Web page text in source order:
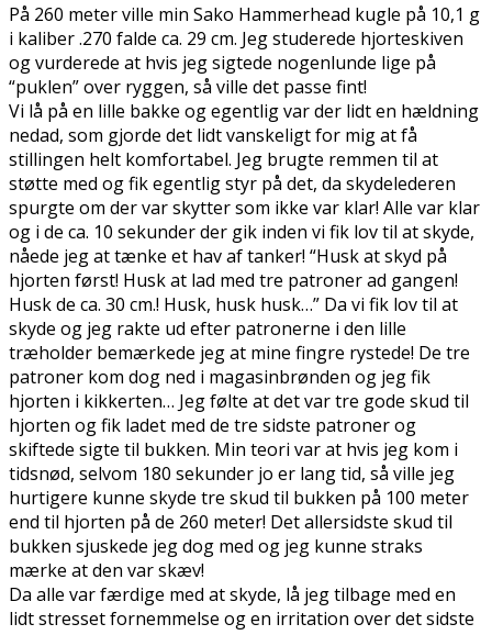
På 260 meter ville min Sako Hammerhead kugle på 10,1 g
i kaliber .270 falde ca. 29 cm. Jeg studerede hjorteskiven
og vurderede at hvis jeg sigtede nogenlunde lige på
“puklen” over ryggen, så ville det passe fint!
Vi lå på en lille bakke og egentlig var der lidt en hældning
nedad, som gjorde det lidt vanskeligt for mig at få
stillingen helt komfortabel. Jeg brugte remmen til at
støtte med og fik egentlig styr på det, da skydelederen
spurgte om der var skytter som ikke var klar! Alle var klar
og i de ca. 10 sekunder der gik inden vi fik lov til at skyde,
nåede jeg at tænke et hav af tanker! “Husk at skyd på
hjorten først! Husk at lad med tre patroner ad gangen!
Husk de ca. 30 cm.! Husk, husk husk…” Da vi fik lov til at
skyde og jeg rakte ud efter patronerne i den lille
træholder bemærkede jeg at mine fingre rystede! De tre
patroner kom dog ned i magasinbrønden og jeg fik
hjorten i kikkerten… Jeg følte at det var tre gode skud til
hjorten og fik ladet med de tre sidste patroner og
skiftede sigte til bukken. Min teori var at hvis jeg kom i
tidsnød, selvom 180 sekunder jo er lang tid, så ville jeg
hurtigere kunne skyde tre skud til bukken på 100 meter
end til hjorten på de 260 meter! Det allersidste skud til
bukken sjuskede jeg dog med og jeg kunne straks
mærke at den var skæv!
Da alle var færdige med at skyde, lå jeg tilbage med en
lidt stresset fornemmelse og en irritation over det sidste